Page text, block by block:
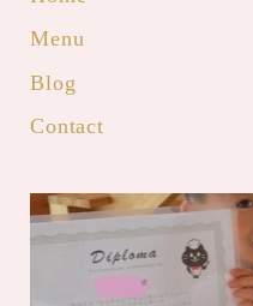
Menu
Blog
Contact
【開催！認定！
ォンマイスタ